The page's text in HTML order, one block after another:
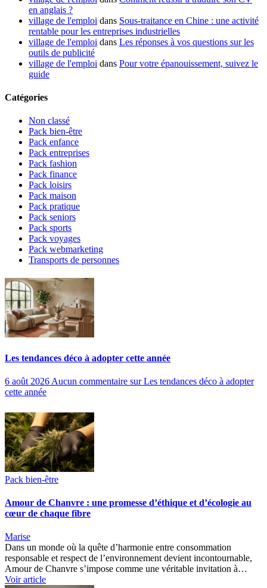
en anglais ?
village de l'emploi dans Sous-traitance en Chine : une activité
rentable pour les entreprises industrielles
village de l'emploi dans Les réponses à vos questions sur les
outils de publicité
village de l'emploi dans Pour votre épanouissement, suivez le
guide
Catégories
Non classé
Pack bien-être
Pack enfance
Pack entreprises
Pack fashion
Pack finance
Pack loisirs
Pack maison
Pack pratique
Pack seniors
Pack sports
Pack voyages
Pack webmarketing
Transports de personnes
Les tendances déco à adopter cette année
6 août 2026 Aucun commentaire sur Les tendances déco à adopter
cette année
Pack bien-être
Amour de Chanvre : une promesse d’éthique et d’écologie au
cœur de chaque fibre
Marise
Dans un monde où la quête d’harmonie entre consommation
responsable et respect de l’environnement devient incontournable,
Amour de Chanvre s’impose comme une véritable invitation à…
Voir article